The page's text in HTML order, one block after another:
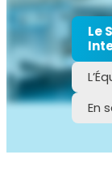
Le
En